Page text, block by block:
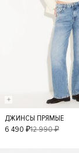
38 40
ДЖИНСЫ ПРЯМЫЕ
6 490 ₽12 990 ₽